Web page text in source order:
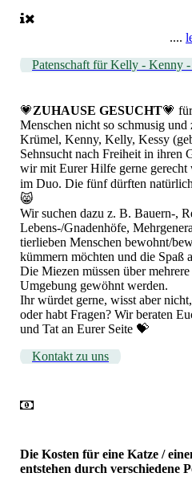
....
Patenschaft für Kelly - Kenny
💗ZUHAUSE GESUCHT💗
Menschen nicht so schmusig
Krümel, Kenny, Kelly, Kessy
Sehnsucht nach Freiheit in ihren
wir mit Eurer Hilfe gerne gerecht
im Duo. Die fünf dürften
😸
Wir suchen dazu z. B. Bauern-,
Lebens-/Gnadenhöfe,
tierlieben Menschen bewohnt/
kümmern möchten und die Spaß
Die Miezen müssen über
Umgebung gewöhnt werden.
Ihr würdet gerne, wisst aber
oder habt Fragen? Wir beraten
und Tat an Eurer Seite 💝
Kontakt zu uns
Die Kosten für eine Katze /
entstehen durch verschiedene